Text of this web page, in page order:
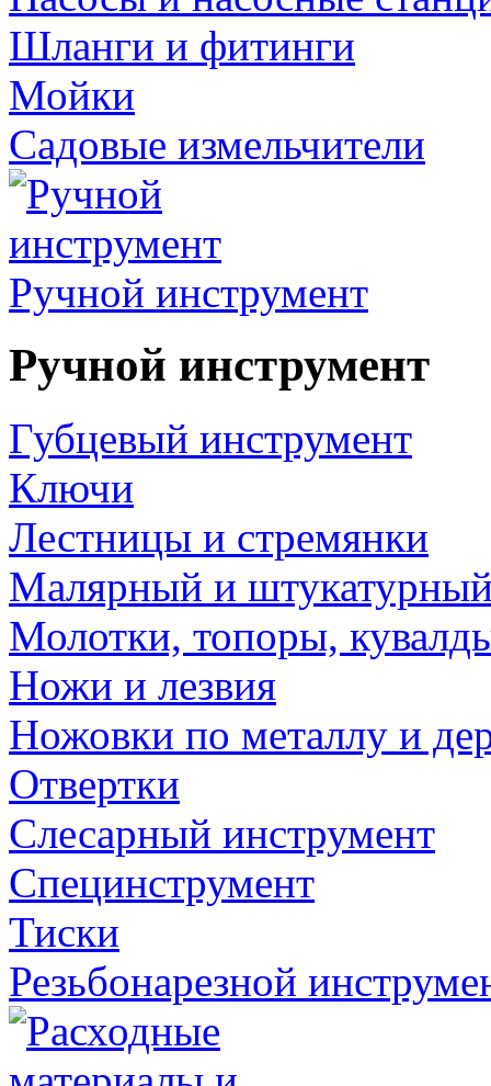
Шланги и фитинги
Мойки
Садовые измельчители
Ручной инструмент
Ручной инструмент
Губцевый инструмент
Ключи
Лестницы и стремянки
Малярный и
Молотки, топоры,
Ножи и лезвия
Ножовки по металлу и
Отвертки
Слесарный инструмент
Специнструмент
Тиски
Резьбонарезной